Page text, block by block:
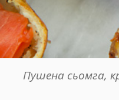
Пушена сьомга,